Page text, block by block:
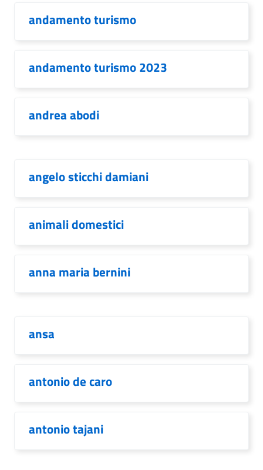
andamento turismo
andamento turismo 2023
andrea abodi
angelo sticchi damiani
animali domestici
anna maria bernini
ansa
antonio de caro
antonio tajani